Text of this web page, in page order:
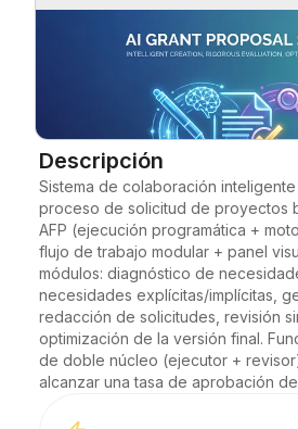
Actualizaciones
Descripción
Sistema de colaboración
proceso de solicitud de proyectos
AFP (ejecución programática +
flujo de trabajo modular + panel
módulos: diagnóstico de
necesidades explícitas/implícitas,
redacción de solicitudes, revisión
optimización de la versión final.
de doble núcleo (ejecutor +
alcanzar una tasa de aprobación